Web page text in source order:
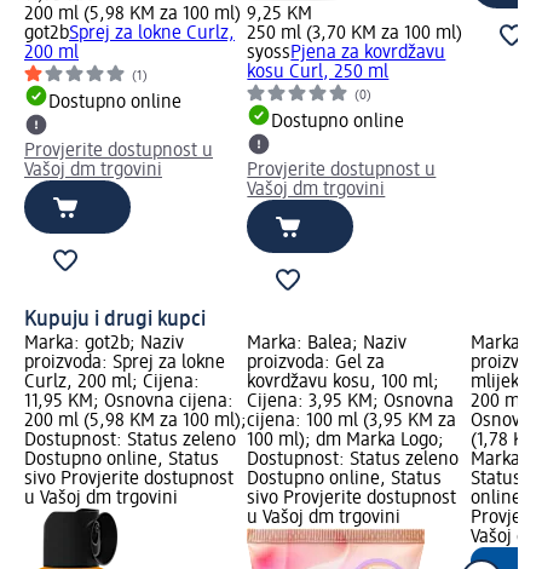
200 ml (5,98 KM za 100 ml)
got2bSprej za lokne Curlz,
200 ml
(1)
Dostupno online
Provjerite dostupnost u
Vašoj dm trgovini
9,25 KM
250 ml (3,70 KM za 100 ml)
syossPjena za kovrdžavu
kosu Curl, 250 ml
(0)
Dostupno online
Provjerite dostupnost u
Vašoj dm trgovini
Kupuju i drugi kupci
Marka: got2b; Naziv
proizvoda: Sprej za lokne
Curlz, 200 ml; Cijena:
11,95 KM; Osnovna cijena:
200 ml (5,98 KM za 100 ml);
Dostupnost: Status zeleno
Dostupno online, Status
sivo Provjerite dostupnost
u Vašoj dm trgovini
Marka: Balea; Naziv
proizvoda: Gel za
kovrdžavu kosu, 100 ml;
Cijena: 3,95 KM; Osnovna
cijena: 100 ml (3,95 KM za
100 ml); dm Marka Logo;
Dostupnost: Status zeleno
Dostupno online, Status
sivo Provjerite dostupnost
u Vašoj dm trgovini
Marka:
mlijeko
200 ml;
(1,78
Marka
Status
online,
Vašoj